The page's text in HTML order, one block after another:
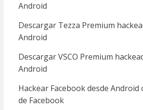
Android
Descargar Tezza Premium
Android
Descargar VSCO Premium
Android
Hackear Facebook desde Android
de Facebook